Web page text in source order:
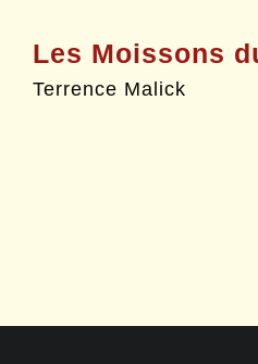
Les Moissons
Terrence Malick